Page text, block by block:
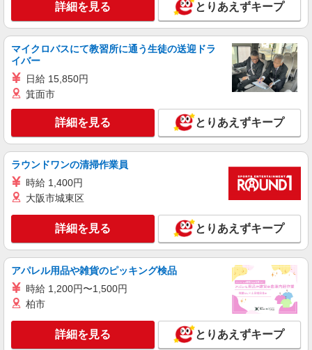
詳細を見る とりあえずキープ
マイクロバスにて教習所に通う生徒の送迎ドラ
イバー
日給 15,850円
箕面市
詳細を見る とりあえずキープ
ラウンドワンの清掃作業員
時給 1,400円
大阪市城東区
詳細を見る とりあえずキープ
アパレル用品や雑貨のピッキング検品
時給 1,200円〜1,500円
柏市
詳細を見る とりあえずキープ